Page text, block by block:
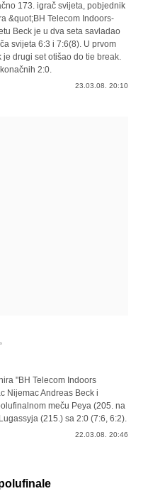
173. igrač svijeta, pobjednik
&quot;BH Telecom Indoors-
Beck je u dva seta savladao
svijeta 6:3 i 7:6(8). U prvom
drugi set otišao do tie break.
2:0.
23.03.08. 20:10
"BH Telecom Indoors
Nijemac Andreas Beck i
meču Peya (205. na
(215.) sa 2:0 (7:6, 6:2).
22.03.08. 20:46